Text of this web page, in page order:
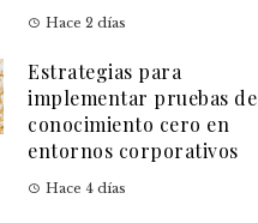
Hace 2 días
Estrategias para
implementar pruebas de
conocimiento cero en
entornos corporativos
Hace 4 días